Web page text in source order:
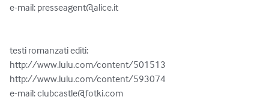
e-mail: presseagent@alice.it
testi romanzati editi:
http://www.lulu.com/content/501513
http://www.lulu.com/content/593074
e-mail: clubcastle@fotki.com